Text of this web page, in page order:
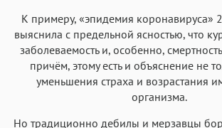
К примеру, «эпидемия коронавируса»
выяснила с предельной ясностью, что
заболеваемость и, особенно,
причём, этому есть и объяснение не
уменьшения страха и возрастания
организма.
Но традиционно дебилы и мерзавцы